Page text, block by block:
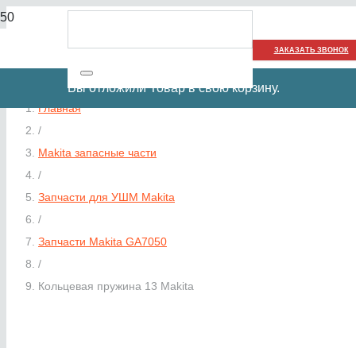
ЗАКАЗАТЬ ЗВОНОК
Вы отложилиТоварв свою корзину.
Главная
/
Makita запасные части
/
Запчасти для УШМ Makita
/
Запчасти Makita GA7050
/
Кольцевая пружина 13 Makita